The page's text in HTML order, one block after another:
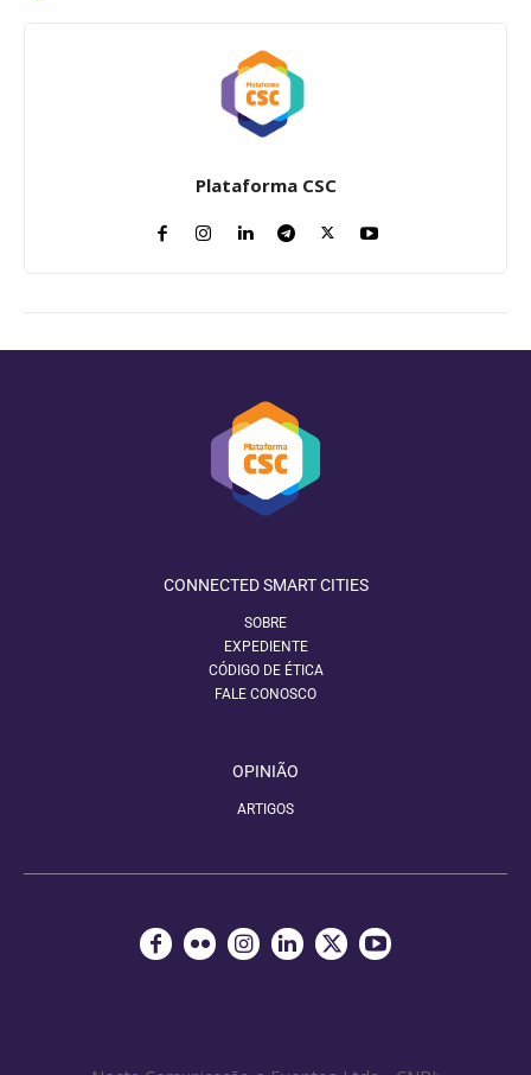
Plataforma CSC
CONNECTED SMART CITIES
SOBRE
EXPEDIENTE
CÓDIGO DE ÉTICA
FALE CONOSCO
OPINIÃO
ARTIGOS